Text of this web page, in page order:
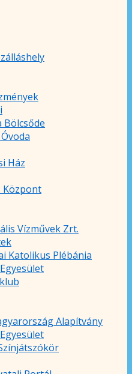
Bölcsőde
Ház
Központ
Vízművek Zrt.
Katolikus Plébánia
Alapítvány